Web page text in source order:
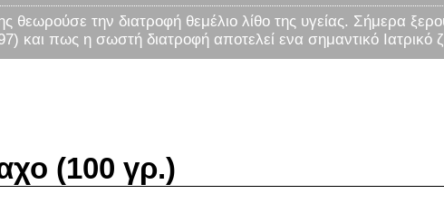
θεωρούσε την διατροφή θεμέλιο λίθο της υγείας. Σήμερα
και πως η σωστή διατροφή αποτελεί ενα σημαντικό Ιατρικό
(100 γρ.)